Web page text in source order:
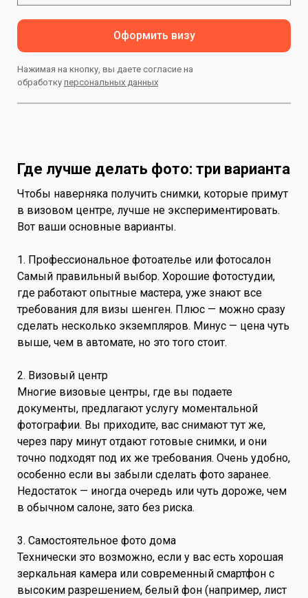
Оформить визу
Нажимая на кнопку, вы даете согласие на
обработку персональных данных
Где лучше делать фото: три варианта
Чтобы наверняка получить снимки, которые примут
в визовом центре, лучше не экспериментировать.
Вот ваши основные варианты.
1. Профессиональное фотоателье или фотосалон
Самый правильный выбор. Хорошие фотостудии,
где работают опытные мастера, уже знают все
требования для визы шенген. Плюс — можно сразу
сделать несколько экземпляров. Минус — цена чуть
выше, чем в автомате, но это того стоит.
2. Визовый центр
Многие визовые центры, где вы подаете
документы, предлагают услугу моментальной
фотографии. Вы приходите, вас снимают тут же,
через пару минут отдают готовые снимки, и они
точно подходят под их же требования. Очень удобно,
особенно если вы забыли сделать фото заранее.
Недостаток — иногда очередь или чуть дороже, чем
в обычном салоне, зато без риска.
3. Самостоятельное фото дома
Технически это возможно, если у вас есть хорошая
зеркальная камера или современный смартфон с
высоким разрешением, белый фон (например, лист